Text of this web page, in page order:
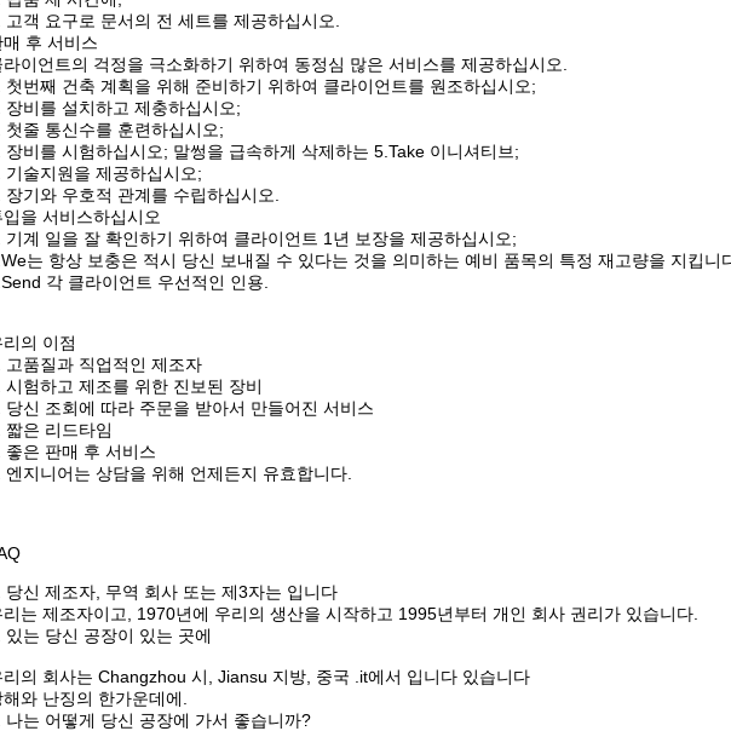
고객 요구로 문서의 전 세트를 제공하십시오.
매 후 서비스
라이언트의 걱정을 극소화하기 위하여 동정심 많은 서비스를 제공하십시오.
첫번째 건축 계획을 위해 준비하기 위하여 클라이언트를 원조하십시오;
장비를 설치하고 제충하십시오;
첫줄 통신수를 훈련하십시오;
장비를 시험하십시오; 말썽을 급속하게 삭제하는 5.Take 이니셔티브;
기술지원을 제공하십시오;
장기와 우호적 관계를 수립하십시오.
입을 서비스하십시오
기계 일을 잘 확인하기 위하여 클라이언트 1년 보장을 제공하십시오;
는 항상 보충은 적시 당신 보내질 수 있다는 것을 의미하는 예비 품목의 특정 재고량을 지킵니
각 클라이언트 우선적인 인용.
리의 이점
고품질과 직업적인 제조자
시험하고 제조를 위한 진보된 장비
당신 조회에 따라 주문을 받아서 만들어진 서비스
짧은 리드타임
좋은 판매 후 서비스
엔지니어는 상담을 위해 언제든지 유효합니다.
당신 제조자, 무역 회사 또는 제3자는 입니다
리는 제조자이고, 1970년에 우리의 생산을 시작하고 1995년부터 개인 회사 권리가 있습니다.
있는 당신 공장이 있는 곳에
리의 회사는 Changzhou 시, Jiansu 지방, 중국 .it에서 입니다 있습니다
와 난징의 한가운데에.
나는 어떻게 당신 공장에 가서 좋습니까?